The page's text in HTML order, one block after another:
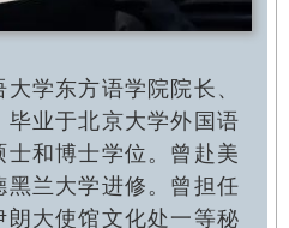
学东方语学院院长、
业于北京大学外国语
和博士学位。曾赴美
兰大学进修。曾担任
大使馆文化处一等秘